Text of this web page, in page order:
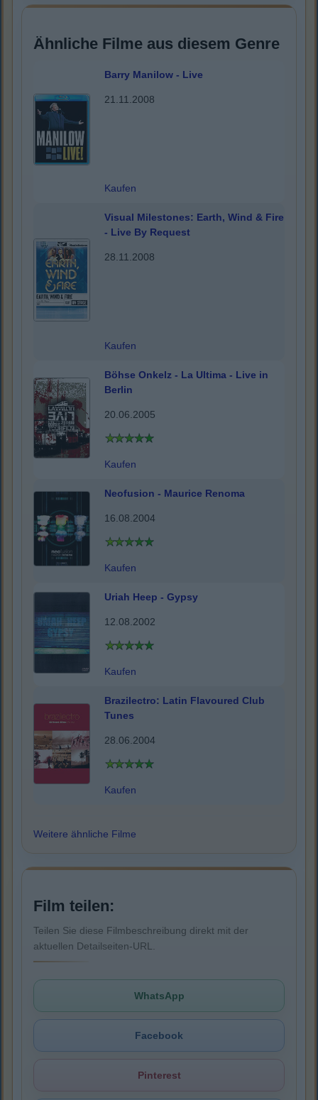
Ähnliche Filme aus diesem Genre
Barry Manilow - Live
21.11.2008
Kaufen
Visual Milestones: Earth, Wind & Fire
- Live By Request
28.11.2008
Kaufen
Böhse Onkelz - La Ultima - Live in
Berlin
20.06.2005
Kaufen
Neofusion - Maurice Renoma
16.08.2004
Kaufen
Uriah Heep - Gypsy
12.08.2002
Kaufen
Brazilectro: Latin Flavoured Club
Tunes
28.06.2004
Kaufen
Weitere ähnliche Filme
Film teilen:
Teilen Sie diese Filmbeschreibung direkt mit der
aktuellen Detailseiten-URL.
WhatsApp
Facebook
Pinterest